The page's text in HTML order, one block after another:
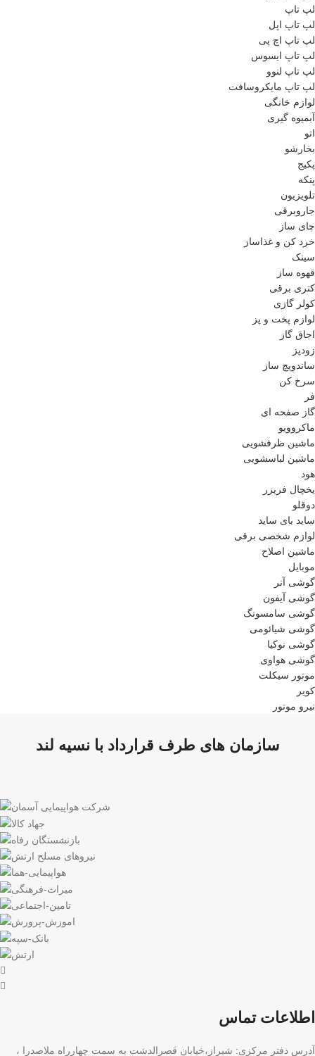
لپ تاپ
لپ تاپ اپل
لپ تاپ اچ پی
لپ تاپ ایسوس
لپ تاپ لنوو
لپ تاپ مایکروسافت
لوازم خانگی
آبمیوه گیری
اتو
بخارشو
پکیج
پنکه
تلویزیون
جاروبرقی
چای ساز
خرد کن و غذاساز
سینک
قهوه ساز
کتری برقی
کولر گازی
لوازم پخت و پز
اجاق گاز
زودپز
ساندویچ ساز
سرخ کن
فر
گاز صفحه ای
ماکروویو
ماشین ظرفشویی
ماشین لباسشویی
هود
یخچال فریزر
دوقلو
ساید بای ساید
لوازم شخصی برقی
ماشین اصلاح
موبایل
گوشی آنر
گوشی آیفون
گوشی سامسونگ
گوشی شیائومی
گوشی نوکیا
گوشی هواوی
موتور سیکلت
کویر
نیرو موتور
سازمان های طرف قرارداد با نسیه لند
اطلاعات تماس
آدرس دفتر مرکزی: شیراز،خیابان قصرالدشت به سمت چهارراه ملاصدرا ،